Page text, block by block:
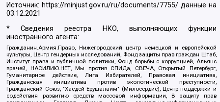
Источник: https://minjust.gov.ru/ru/documents/7755/ данные на
03.12.2021
* Сведения реестра НКО, выполняющих функции
иностранного агента:
Гражданин.Армия.Право, Нижегородский центр немецкой и европейской
культуры, Центр гендерных исследований, Фонд защиты прав граждан Штаб,
Институт права и публичной политики, Фонд борьбы с коррупцией, Альянс
врачей, НАСИЛИЮ.НЕТ, Мы против СПИДа, СВЕЧА, Открытый Петербург,
Гуманитарное действие, Лига Избирателей, Правовая инициатива,
Гражданская инициатива против экологической преступности,
Гражданский Союз, "Хасдей Ерушалаим" (Милосердие), Центр поддержки и
содействия развитию средств массовой информации, В защиту прав